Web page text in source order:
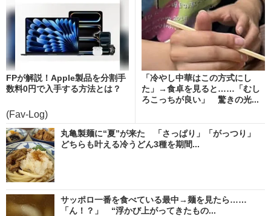
FPが解説！Apple製品を分割手
数料0円で入手する方法とは？
(Fav-Log)
「冷やし中華はこの方式にし
た」→食卓を見ると……「むし
ろこっちが良い」 驚きの光...
丸亀製麺に“夏”が来た 「さっぱり」「がっつり」
どちらも叶える冷うどん3種を期間...
サッポロ一番を食べている最中→麺を見たら……
「ん！？」 “浮かび上がってきたもの...